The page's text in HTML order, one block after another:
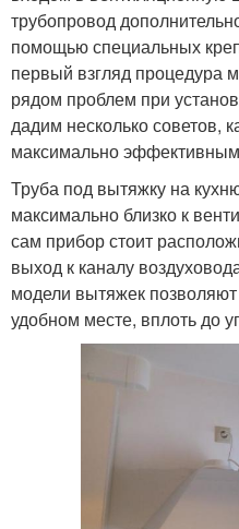
трубопровод
помощью специальных
первый взгляд процедура
рядом проблем при
дадим несколько советов,
максимально
Труба под вытяжку на
максимально близко к
сам прибор стоит
выход к каналу
модели вытяжек
удобном месте, вплоть до